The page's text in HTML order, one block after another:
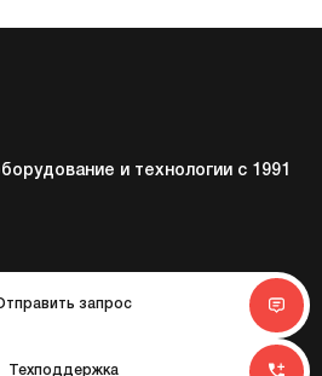
и технологии с 1991
запрос
Техподдержка